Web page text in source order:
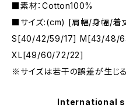
■素材：Cotton100%
■サイズ:(cm) [肩幅/身幅/着
S[40/42/59/17] M[43/
XL[49/60/72/22]
※サイズは若干の誤差が生じ
International